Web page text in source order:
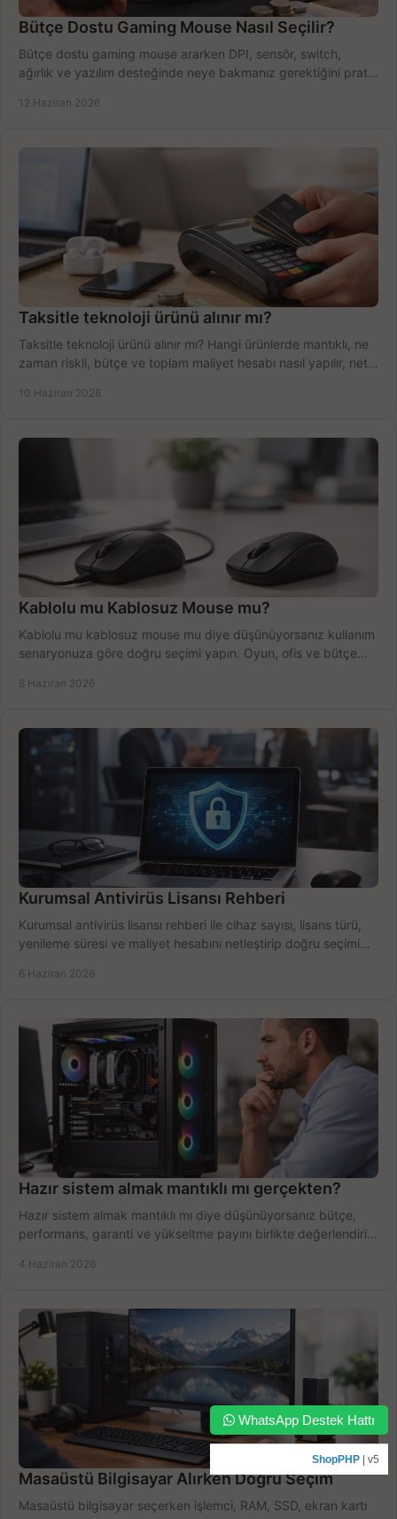
Bütçe Dostu Gaming Mouse Nasıl Seçilir?
Bütçe dostu gaming mouse ararken DPI, sensör, switch,
ağırlık ve yazılım desteğinde neye bakmanız gerektiğini pratik
12 Haziran 2026
Taksitle teknoloji ürünü alınır mı?
Taksitle teknoloji ürünü alınır mı? Hangi ürünlerde mantıklı, ne
zaman riskli, bütçe ve toplam maliyet hesabı nasıl yapılır, net
10 Haziran 2026
Kablolu mu Kablosuz Mouse mu?
Kablolu mu kablosuz mouse mu diye düşünüyorsanız kullanım
senaryonuza göre doğru seçimi yapın. Oyun, ofis ve bütçe
8 Haziran 2026
Kurumsal Antivirüs Lisansı Rehberi
Kurumsal antivirüs lisansı rehberi ile cihaz sayısı, lisans türü,
yenileme süresi ve maliyet hesabını netleştirip doğru seçimi
6 Haziran 2026
Hazır sistem almak mantıklı mı gerçekten?
Hazır sistem almak mantıklı mı diye düşünüyorsanız bütçe,
performans, garanti ve yükseltme payını birlikte değerlendirin,
4 Haziran 2026
Masaüstü Bilgisayar Alırken Doğru Seçim
Masaüstü bilgisayar seçerken işlemci, RAM, SSD, ekran kartı
WhatsApp Destek Hattı
ShopPHP | v5